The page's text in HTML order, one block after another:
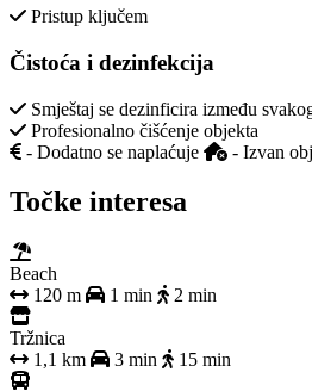
Pristup ključem
Čistoća i dezinfekcija
Smještaj se dezinficira između
Profesionalno čišćenje objekta
- Dodatno se naplaćuje
- Izvan
Točke interesa
Beach
120 m
1 min 2 min
Tržnica
1,1 km
3 min 15 min